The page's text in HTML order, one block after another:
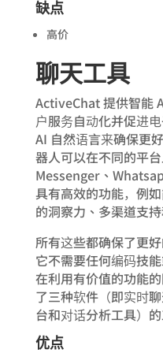
缺点
高价
聊天工具
ActiveChat 提供智能
户服务自动化并促进
AI 自然语言来确保更
器人可以在不同的平
Messenger、
具有高效的功能，例
的洞察力、多渠道支
所有这些都确保了更
它不需要任何编码技
在利用有价值的功能
了三种软件（即实时
台和对话分析工具）
优点